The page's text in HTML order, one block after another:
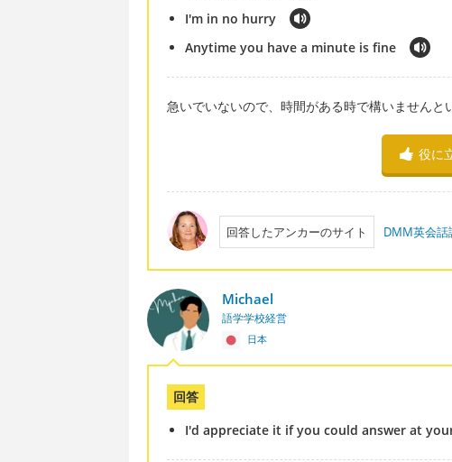
I'm in no hurry
Anytime you have a minute is fine
急いでいないので、時間がある時で構いませんと
役に
回答したアンカーのサイト DMM英会話
Michael
語学学校経営
日本
回答
I'd appreciate it if you could answer at